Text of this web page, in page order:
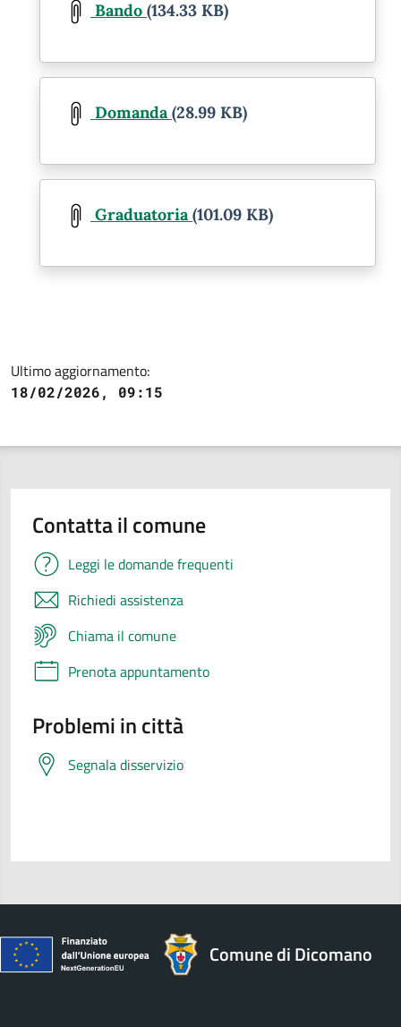
Bando (134.33 KB)
Domanda (28.99 KB)
Graduatoria (101.09 KB)
Ultimo aggiornamento:
18/02/2026, 09:15
Contatta il comune
Leggi le domande frequenti
Richiedi assistenza
Chiama il comune
Prenota appuntamento
Problemi in città
Segnala disservizio
Comune di Dicomano